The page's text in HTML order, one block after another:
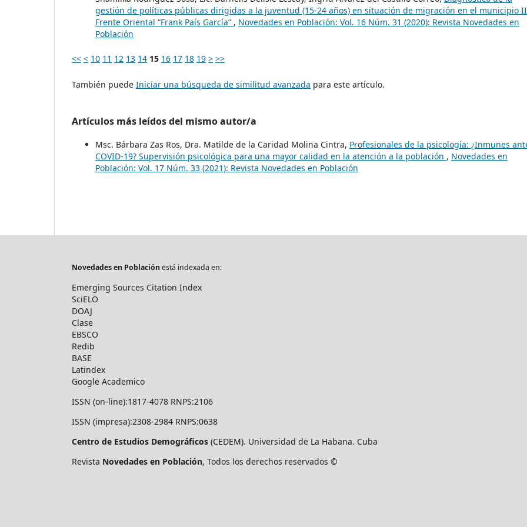
gestión de políticas públicas dirigidas a la juventud (15-24 años) en situación de migración en el municipio II
Frente Oriental “Frank País García” , Novedades en Población: Vol. 16 Núm. 31 (2020): Revista Novedades en
Población
<< < 10 11 12 13 14 15 16 17 18 19 > >>
También puede Iniciar una búsqueda de similitud avanzada para este artículo.
Artículos más leídos del mismo autor/a
Msc. Bárbara Zas Ros, Dra. Matilde de la Caridad Molina Cintra, Profesionales de la psicología: ¿Inmunes
COVID-19? Supervisión psicológica para una mayor calidad en la atención a la población , Novedades en
Población: Vol. 17 Núm. 33 (2021): Revista Novedades en Población
Novedades en Poblaciónestá indexada en:
Emerging Sources Citation Index
SciELO
DOAJ
Clase
EBSCO
Redib
BASE
Latindex
Google Academico
ISSN (on-line):1817-4078 RNPS:2106
ISSN (impresa):2308-2984 RNPS:0638
Centro de Estudios Demográficos (CEDEM). Universidad de La Habana. Cuba
Revista Novedades en Población, Todos los derechos reservados ©